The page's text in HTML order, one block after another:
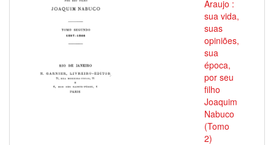
Araujo :
sua vida,
suas
opiniões,
sua
época,
por seu
filho
Joaquim
Nabuco
(Tomo
2)